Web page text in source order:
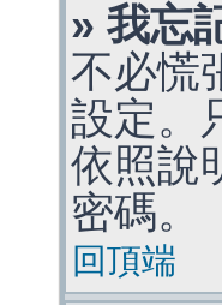
» 我忘
不必慌
設定。
依照說
密碼。
回頂端